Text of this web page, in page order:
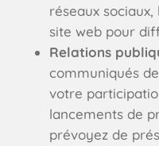
réseaux
site web pour
Relations
communiqués
votre
lancements de
prévoyez de